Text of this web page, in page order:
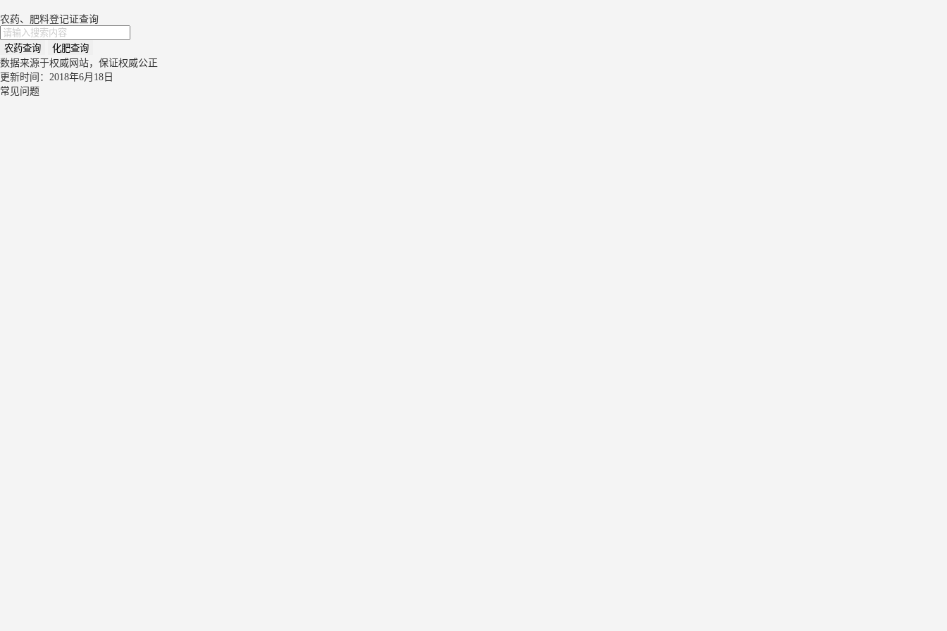
农药、肥料登记证查询
农药查询
化肥查询
数据来源于权威网站，保证权威公正
更新时间：2018年6月18日
常见问题